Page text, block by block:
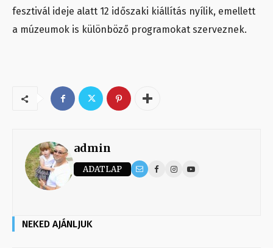
fesztivál ideje alatt 12 időszaki kiállítás nyílik, emellett
a múzeumok is különböző programokat szerveznek.
admin
ADATLAP
NEKED AJÁNLJUK